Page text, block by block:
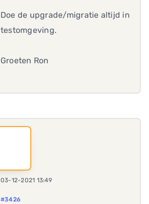
Doe de upgrade/migratie altijd in
testomgeving.
Groeten Ron
03-12-2021 13:49
#3426